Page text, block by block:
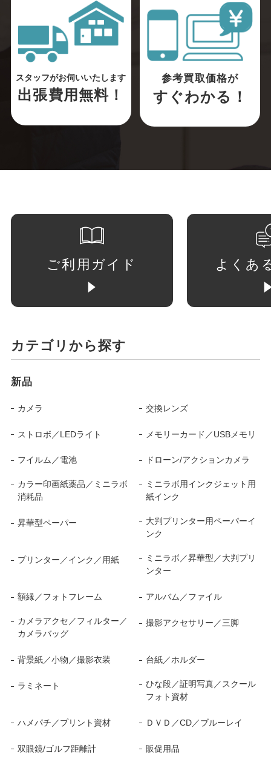
スタッフがお伺いいたします
出張費用無料！
参考買取価格が
すぐわかる！
ご利用ガイド よくあ
カテゴリから探す
新品
カメラ 交換レンズ
ストロボ／LEDライト メモリーカード／USBメモリ
フイルム／電池 ドローン/アクションカメラ
カラー印画紙薬品／ミニラボ
消耗品
ミニラボ用インクジェット用
紙インク
昇華型ペーパー
大判プリンター用ペーパーイ
ンク
プリンター／インク／用紙
ミニラボ／昇華型／大判プリ
ンター
額縁／フォトフレーム アルバム／ファイル
カメラアクセ／フィルター／
カメラバッグ
撮影アクセサリー／三脚
背景紙／小物／撮影衣装 台紙／ホルダー
ラミネート
ひな段／証明写真／スクール
フォト資材
ハメパチ／プリント資材 ＤＶＤ／CD／ブルーレイ
双眼鏡/ゴルフ距離計 販促用品